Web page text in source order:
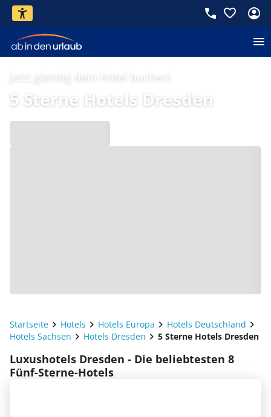
Jetzt günstig dein Hotel buchen!
5 Sterne Hotels Dresden
Startseite Hotels Hotels Europa
Hotels Deutschland
Hotels Sachsen
Hotels Dresden 5 Sterne Hotels Dresden
Luxushotels Dresden - Die beliebtesten 8
Fünf-Sterne-Hotels